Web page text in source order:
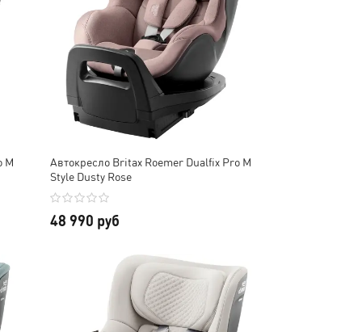
M
Автокресло Britax Roemer Dualfix Pro M
Style Dusty Rose
48 990 руб